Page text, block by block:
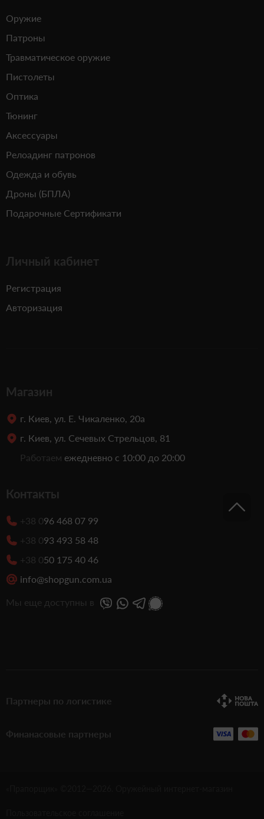
Оружие
Патроны
Травматическое оружие
Пистолеты
Оптика
Тюнинг
Аксессуары
Релоадинг патронов
Одежда и обувь
Дроны (БПЛА)
Подарочные Сертификати
Личный кабинет
Регистрация
Авторизация
Магазин
г. Киев, ул. Е. Чикаленко, 20а
г. Киев, ул. Сечевых Стрельцов, 81
Работаем ежедневно с 10:00 до 20:00
Контакты
+38 096 468 07 99
+38 093 493 58 48
+38 050 175 40 46
info@shopgun.com.ua
Мы еще доступны в
Партнеры по логистике
Финанасовые партнеры